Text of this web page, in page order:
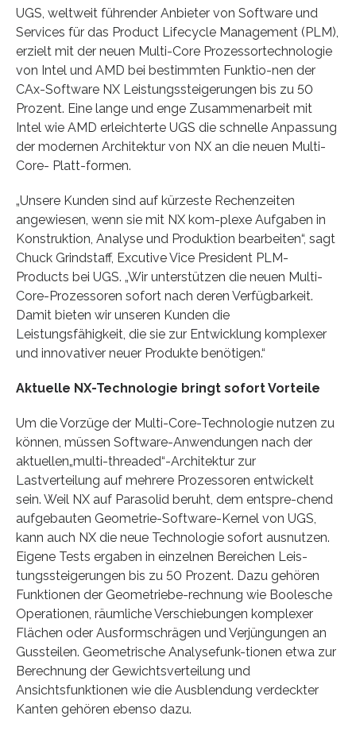
UGS, weltweit führender Anbieter von Software und
Services für das Product Lifecycle Management (PLM),
erzielt mit der neuen Multi-Core Prozessortechnologie
von Intel und AMD bei bestimmten Funktio-nen der
CAx-Software NX Leistungssteigerungen bis zu 50
Prozent. Eine lange und enge Zusammenarbeit mit
Intel wie AMD erleichterte UGS die schnelle Anpassung
der modernen Architektur von NX an die neuen Multi-
Core- Platt-formen.
„Unsere Kunden sind auf kürzeste Rechenzeiten
angewiesen, wenn sie mit NX kom-plexe Aufgaben in
Konstruktion, Analyse und Produktion bearbeiten“, sagt
Chuck Grindstaff, Excutive Vice President PLM-
Products bei UGS. „Wir unterstützen die neuen Multi-
Core-Prozessoren sofort nach deren Verfügbarkeit.
Damit bieten wir unseren Kunden die
Leistungsfähigkeit, die sie zur Entwicklung komplexer
und innovativer neuer Produkte benötigen.“
Aktuelle NX-Technologie bringt sofort Vorteile
Um die Vorzüge der Multi-Core-Technologie nutzen zu
können, müssen Software-Anwendungen nach der
aktuellen„multi-threaded“-Architektur zur
Lastverteilung auf mehrere Prozessoren entwickelt
sein. Weil NX auf Parasolid beruht, dem entspre-chend
aufgebauten Geometrie-Software-Kernel von UGS,
kann auch NX die neue Technologie sofort ausnutzen.
Eigene Tests ergaben in einzelnen Bereichen Leis-
tungssteigerungen bis zu 50 Prozent. Dazu gehören
Funktionen der Geometriebe-rechnung wie Boolesche
Operationen, räumliche Verschiebungen komplexer
Flächen oder Ausformschrägen und Verjüngungen an
Gussteilen. Geometrische Analysefunk-tionen etwa zur
Berechnung der Gewichtsverteilung und
Ansichtsfunktionen wie die Ausblendung verdeckter
Kanten gehören ebenso dazu.